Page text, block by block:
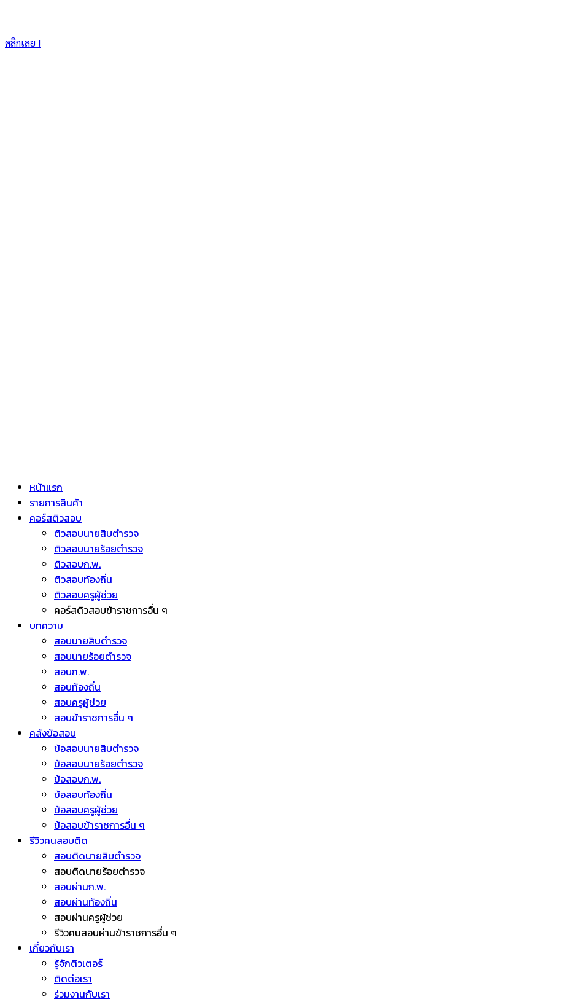
คลิกเลย !
หน้าแรก
รายการสินค้า
คอร์สติวสอบ
ติวสอบนายสิบตำรวจ
ติวสอบนายร้อยตำรวจ
ติวสอบก.พ.
ติวสอบท้องถิ่น
ติวสอบครูผู้ช่วย
คอร์สติวสอบข้าราชการอื่น ๆ
บทความ
สอบนายสิบตำรวจ
สอบนายร้อยตำรวจ
สอบก.พ.
สอบท้องถิ่น
สอบครูผู้ช่วย
สอบข้าราชการอื่น ๆ
คลังข้อสอบ
ข้อสอบนายสิบตำรวจ
ข้อสอบนายร้อยตำรวจ
ข้อสอบก.พ.
ข้อสอบท้องถิ่น
ข้อสอบครูผู้ช่วย
ข้อสอบข้าราชการอื่น ๆ
รีวิวคนสอบติด
สอบติดนายสิบตำรวจ
สอบติดนายร้อยตำรวจ
สอบผ่านก.พ.
สอบผ่านท้องถิ่น
สอบผ่านครูผู้ช่วย
รีวิวคนสอบผ่านข้าราชการอื่น ๆ
เกี่ยวกับเรา
รู้จักติวเตอร์
ติดต่อเรา
ร่วมงานกับเรา